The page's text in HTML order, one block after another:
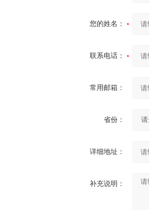
您的姓名：
联系电话：
常用邮箱：
省份：
详细地址：
补充说明：